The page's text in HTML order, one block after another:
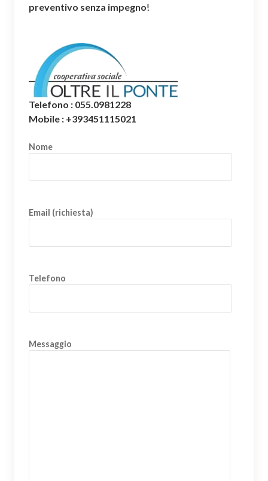
preventivo senza impegno!
Telefono : 055.0981228
Mobile : +393451115021
Nome
Email (richiesta)
Telefono
Messaggio